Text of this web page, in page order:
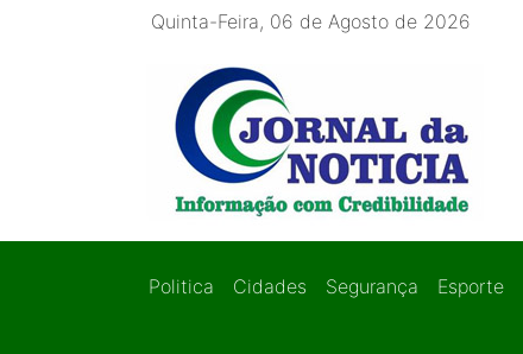
Quinta-Feira, 06 de Agosto de 2026
Politica Cidades Segurança Esporte